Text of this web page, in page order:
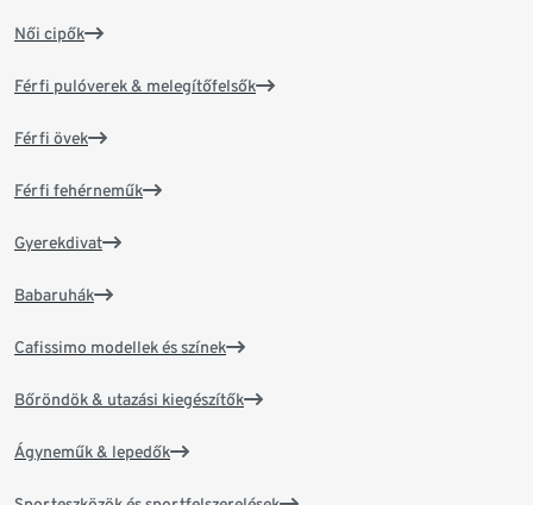
Női cipők
Férfi pulóverek & melegítőfelsők
Férfi övek
Férfi fehérneműk
Gyerekdivat
Babaruhák
Cafissimo modellek és színek
Bőröndök & utazási kiegészítők
Ágyneműk & lepedők